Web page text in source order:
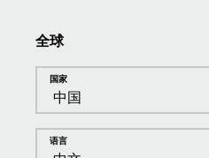
全球
国家
语言